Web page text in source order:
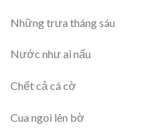
Những trưa tháng sáu
Nước như ai nấu
Chết cả cá cờ
Cua ngoi lên bờ